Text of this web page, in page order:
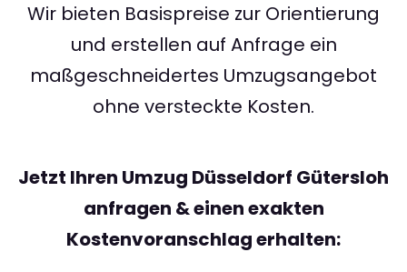
Wir bieten Basispreise zur Orientierung
und erstellen auf Anfrage ein
maßgeschneidertes Umzugsangebot
ohne versteckte Kosten.
Jetzt Ihren Umzug Düsseldorf Gütersloh
anfragen & einen exakten
Kostenvoranschlag erhalten: